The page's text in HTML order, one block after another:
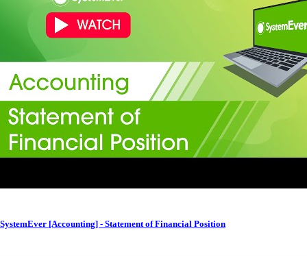
SystemEver [Accounting] - Statement of Financial Position